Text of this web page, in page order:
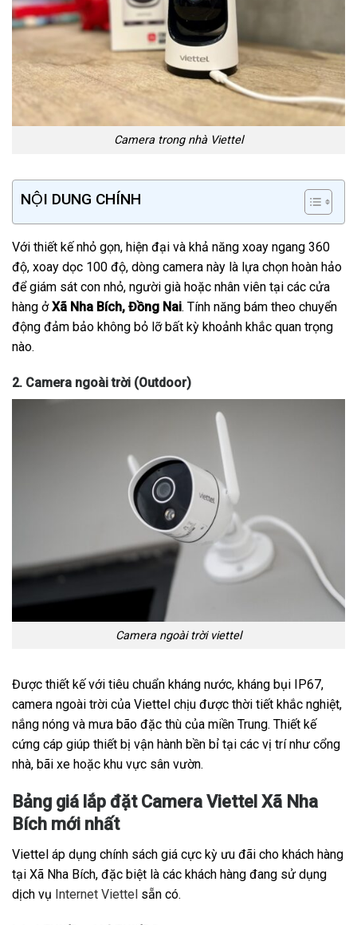
Camera trong nhà Viettel
NỘI DUNG CHÍNH
Với thiết kế nhỏ gọn, hiện đại và khả năng xoay ngang 360
độ, xoay dọc 100 độ, dòng camera này là lựa chọn hoàn hảo
để giám sát con nhỏ, người già hoặc nhân viên tại các cửa
hàng ởXã Nha Bích, Đồng Nai. Tính năng bám theo chuyển
động đảm bảo không bỏ lỡ bất kỳ khoảnh khắc quan trọng
nào.
2. Camera ngoài trời (Outdoor)
Camera ngoài trời viettel
Được thiết kế với tiêu chuẩn kháng nước, kháng bụi IP67,
camera ngoài trời của Viettel chịu được thời tiết khắc nghiệt,
nắng nóng và mưa bão đặc thù của miền Trung. Thiết kế
cứng cáp giúp thiết bị vận hành bền bỉ tại các vị trí như cổng
nhà, bãi xe hoặc khu vực sân vườn.
Bảng giá lắp đặt Camera Viettel Xã Nha
Bích mới nhất
Viettel áp dụng chính sách giá cực kỳ ưu đãi cho khách hàng
tại Xã Nha Bích, đặc biệt là các khách hàng đang sử dụng
dịch vụ Internet Viettel sẵn có.